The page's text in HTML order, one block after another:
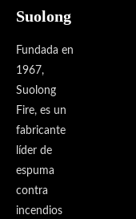
Suolong
Fundada en
1967,
Suolong
Fire, es un
fabricante
líder de
espuma
contra
incendios